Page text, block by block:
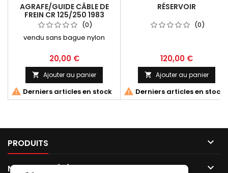
AGRAFE/GUIDE CÂBLE DE
FREIN CR 125/250 1983
(0)
vendu sans bague nylon
20,00 €
 Ajouter au panier
 Derniers articles en stock
RÉSERVOIR
(0)
120,00 €
 Ajouter au panier
 Derniers articles en stock
PRODUITS 
NOTRE SOCIÉTÉ 